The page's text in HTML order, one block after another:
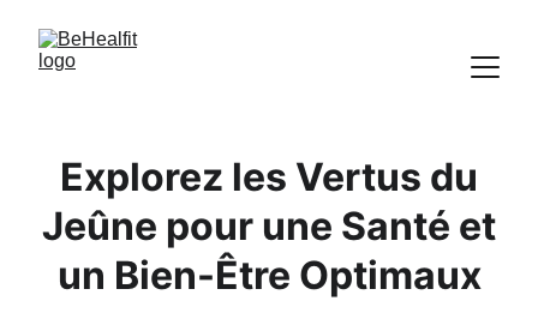
Explorez les Vertus du
Jeûne pour une Santé et
un Bien-Être Optimaux